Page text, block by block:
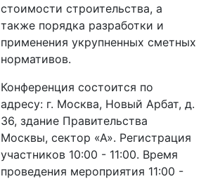
стоимости строительства, а
также порядка разработки и
применения укрупненных сметных
нормативов.
Конференция состоится по
адресу: г. Москва, Новый Арбат, д.
36, здание Правительства
Москвы, сектор «А». Регистрация
участников 10:00 - 11:00. Время
проведения мероприятия 11:00 -